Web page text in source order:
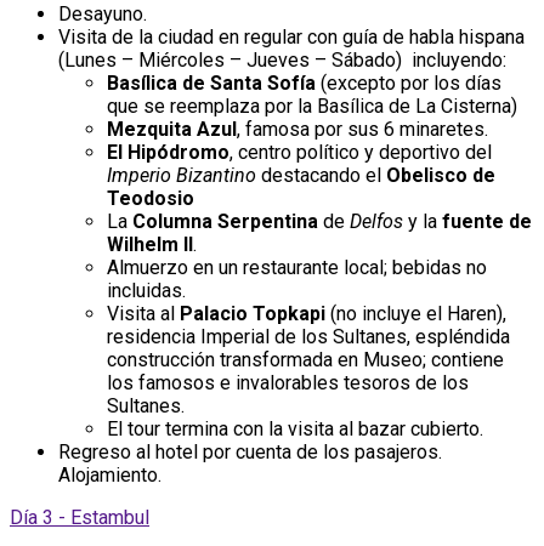
Desayuno.
Visita de la ciudad en regular con guía de habla hispana
(Lunes – Miércoles – Jueves – Sábado) incluyendo:
Basílica de Santa Sofía (excepto por los días
que se reemplaza por la Basílica de La Cisterna)
Mezquita Azul, famosa por sus 6 minaretes.
El Hipódromo, centro político y deportivo del
Imperio Bizantino destacando el Obelisco de
Teodosio
La Columna Serpentina de Delfos y la fuente de
Wilhelm II.
Almuerzo en un restaurante local; bebidas no
incluidas.
Visita al Palacio Topkapi (no incluye el Haren),
residencia Imperial de los Sultanes, espléndida
construcción transformada en Museo; contiene
los famosos e invalorables tesoros de los
Sultanes.
El tour termina con la visita al bazar cubierto.
Regreso al hotel por cuenta de los pasajeros.
Alojamiento.
Día 3 - Estambul